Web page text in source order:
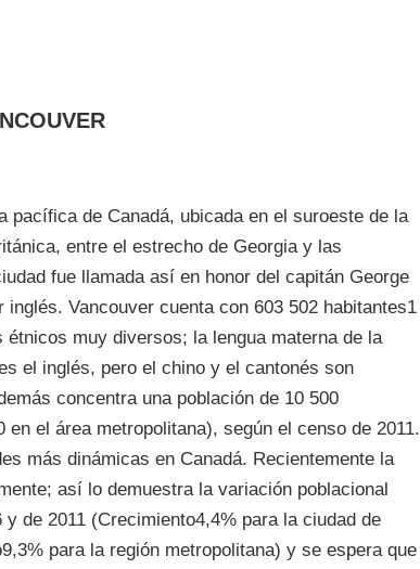
pacífica de Canadá, ubicada en el suroeste de la
entre el estrecho de Georgia y las
fue llamada así en honor del capitán George
inglés. Vancouver cuenta con 603 502 habitantes1
étnicos muy diversos; la lengua materna de la
el inglés, pero el chino y el cantonés son
concentra una población de 10 500
en el área metropolitana), según el censo de 2011.
más dinámicas en Canadá. Recientemente la
así lo demuestra la variación poblacional
de 2011 (Crecimiento4,4% para la ciudad de
para la región metropolitana) y se espera que